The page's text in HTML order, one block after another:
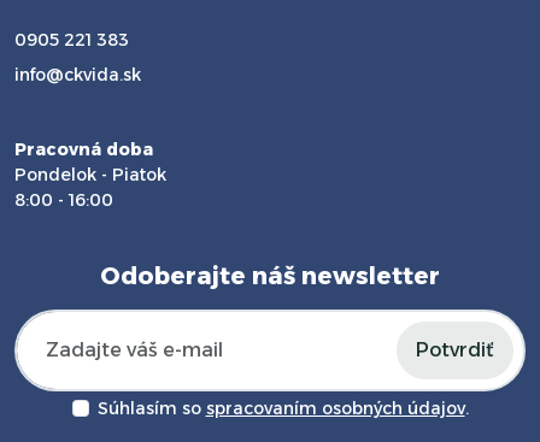
0905 221 383
info@ckvida.sk
Pracovná doba
Pondelok - Piatok
8:00 - 16:00
Odoberajte náš newsletter
Potvrdiť
Súhlasím so spracovaním osobných údajov.